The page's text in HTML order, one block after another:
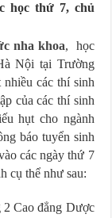
học thứ 7, chủ
nha khoa, học
Nội tại Trường
các thí sinh
của các thí sinh
hụt cho ngành
báo tuyển sinh
các ngày thứ 7
cụ thể như sau:
Cao đẳng Dược